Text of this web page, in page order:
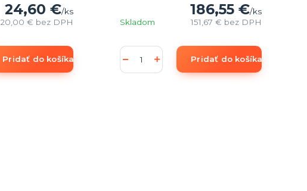
24,60 €/ks
20,00 € bez DPH
Pridať do košíka
186,55 €/ks
151,67 € bez DPH
Skladom
Pridať do košíka